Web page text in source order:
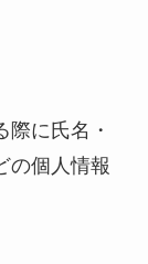
に氏名・
の個人情報